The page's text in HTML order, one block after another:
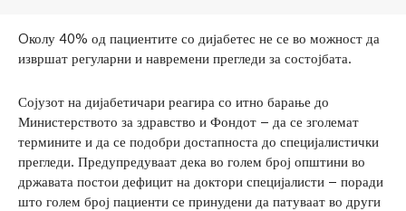
Oколу 40% од пациентите со дијабетес не се во можност да
извршат регуларни и навремени прегледи за состојбата.
Сојузот на дијабетичари реагира со итно барање до
Министерството за здравство и Фондот – да се зголемат
термините и да се подобри достапноста до специјалистички
прегледи. Предупредуваат дека во голем број општини во
државата постои дефицит на доктори специјалисти – поради
што голем број пациенти се принудени да патуваат во други